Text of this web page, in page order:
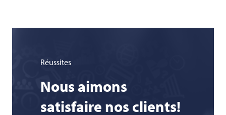
Réussites
Nous aimons
satisfaire nos clients!